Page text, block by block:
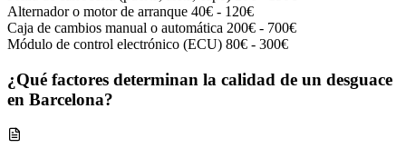
Alternador o motor de arranque 40€ - 120€
Caja de cambios manual o automática 200€ - 700€
Módulo de control electrónico (ECU) 80€ - 300€
¿Qué factores determinan la calidad de un desguace
en Barcelona?